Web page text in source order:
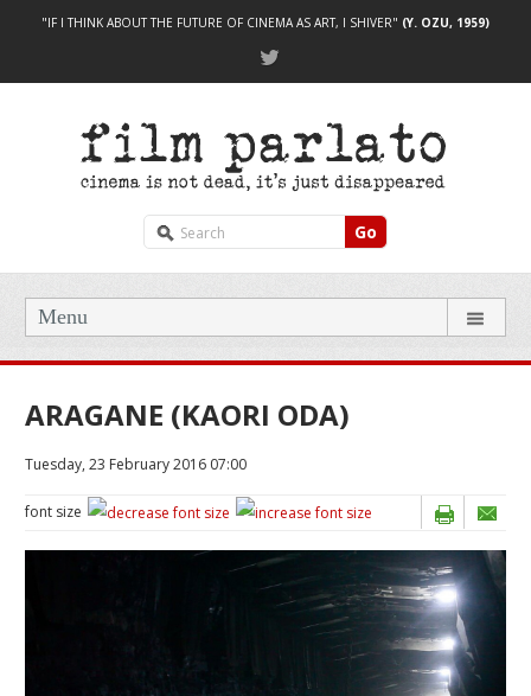
"IF I THINK ABOUT THE FUTURE OF CINEMA AS ART, I SHIVER" (Y. OZU, 1959)
Go
Menu
ARAGANE (KAORI ODA)
Tuesday, 23 February 2016 07:00
font size